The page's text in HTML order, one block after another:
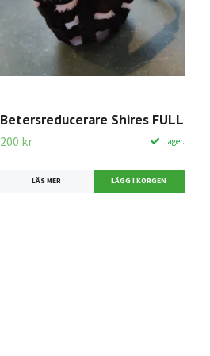
Betersreducerare Shires FULL
200 kr I lager.
LÄS MER